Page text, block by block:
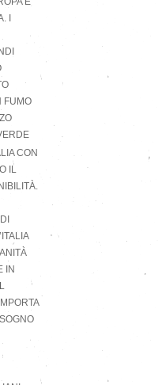
I
FUMO
CON
IL
IN